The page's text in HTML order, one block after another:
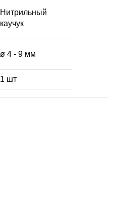
Нитрильный
каучук
ø 4 - 9 мм
1 шт